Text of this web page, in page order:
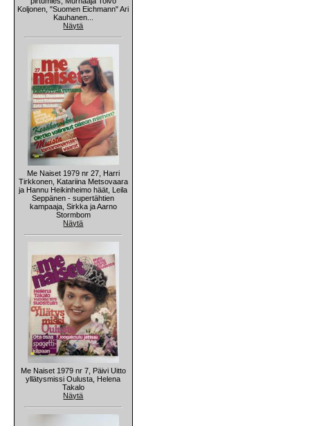
Koljonen, "Suomen Eichmann" Ari
Kauhanen...
Näytä
Me Naiset 1979 nr 27, Harri
Tirkkonen, Katariina Metsovaara
ja Hannu Heikinheimo häät, Leila
Seppänen - supertähtien
kampaaja, Sirkka ja Aarno
Stormbom
Näytä
Me Naiset 1979 nr 7, Päivi Uitto
yllätysmissi Oulusta, Helena
Takalo
Näytä